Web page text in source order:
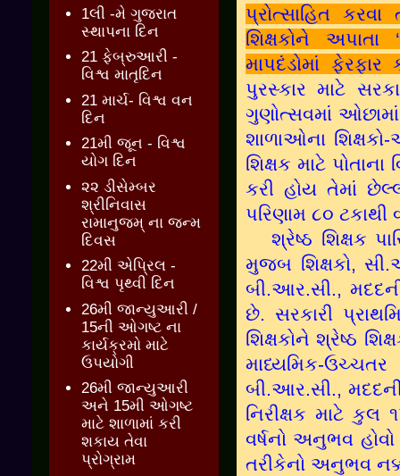
પ્રોત્‍સાહિત
શિક્ષકોને અપાતા
માપદંડોમાં ફેરફાર
પુરસ્‍કાર માટે
ગુણોત્‍સવમાં
શાળાઓના
શિક્ષક માટે
કરી હોય તેમાં
પરિણામ ૮૦
શ્રેષ્ઠ શિક્ષક
મુજબ શિક્ષકો,
બી.આર.સી.,
છે. સરકારી
શિક્ષકોને શ્રેષ્ઠ
માધ્‍યમિક-
બી.આર.સી.,
નિરીક્ષક માટે
વર્ષનો અનુભવ
તરીકેનો અનુભવ
1લી -મે ગુજરાત
સ્થાપના દિન
21 ફેબ્રુઆરી -
વિશ્વ માતૃદિન
21 માર્ચ- વિશ્વ વન
દિન
21મી જૂન - વિશ્વ
યોગ દિન
૨૨ ડીસેમ્બર
શ્રીનિવાસ
રામાનુજમ્ ના જન્મ
દિવસ
22મી એપ્રિલ -
વિશ્વ પૃથ્વી દિન
26મી જાન્યુઆરી /
15ની ઓગષ્ટ ના
કાર્યક્રમો માટે
ઉપયોગી
26મી જાન્યુઆરી
અને 15મી ઓગષ્ટ
માટે શાળામાં કરી
શકાય તેવા
પ્રોગ્રામ